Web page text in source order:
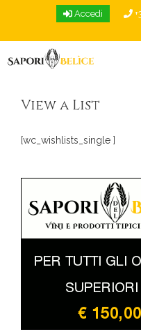
Accedi
View a List
[wc_wishlists_single ]